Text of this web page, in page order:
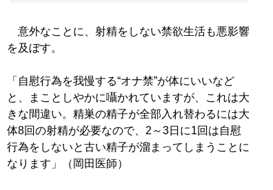
意外なことに、射精をしない禁欲生活も悪影響
を及ぼす。
「自慰行為を我慢する“オナ禁”が体にいいなど
と、まことしやかに囁かれていますが、これは大
きな間違い。精巣の精子が全部入れ替わるには大
体8回の射精が必要なので、2～3日に1回は自慰
行為をしないと古い精子が溜まってしまうことに
なります」（岡田医師）